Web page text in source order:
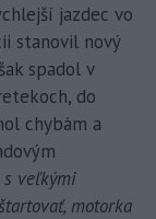
jazdec vo
stanovil nový
spadol v
do
chybám a
s veľkými
motorka